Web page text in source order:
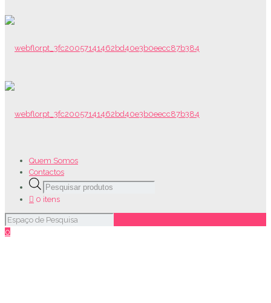
Quem Somos
Contactos
Products
search
0 itens
0